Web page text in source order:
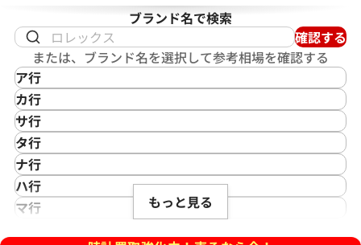
テレーション ブラッシュ
格
日時点の参考買取価格です
オメガ デ・ヴィル プレステ
424.10.37.20.03.001
229,000円
※2026年5月27日時点の参考
ブランド名で検索
確認する
または、ブランド名を選択して参考相場を確認する
ア行
IKEPOD
アイクポッド
IWC
アイダブリューシー
Azimuth
アジムース
ANONIMO
カ行
CASIO
カシオ
Cartier
カルティエ
Gaga Milano
ガガミラノ
Quinting
サ行
Saint Laurent
サンローラン
Shellman
シェルマン
CITIZEN
シチズン
タ行
TAG Heuer
タグ・ホイヤー
Daniel Roth
ダニエル・ロート
TUDOR
ナ行
NOMOS Glashütte
ノモス グラスヒュッテ
ハ行
Hamilton
マ行
もっと見る